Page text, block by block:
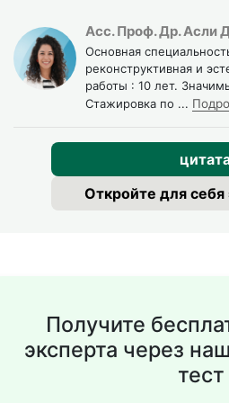
Казахстана выбрал мини-
было быстрым, синяки почти не
такой драматичный, как при
этого достаточно".
HIFU-лифтинг:
нехирургическая
альтернатива
без наркоза, без восстановления.
Процедура работает на
стимулируя выработку
Асс. Проф. Др. Асли
Основная
реконструктивная и
работы : 10 лет.
Стажировка по ...
Откройте для себя
Получите
эксперта через
тест